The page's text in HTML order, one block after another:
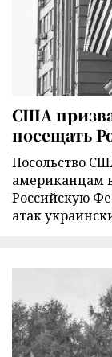
США
посещать
Посольство
американцам
Российскую
атак